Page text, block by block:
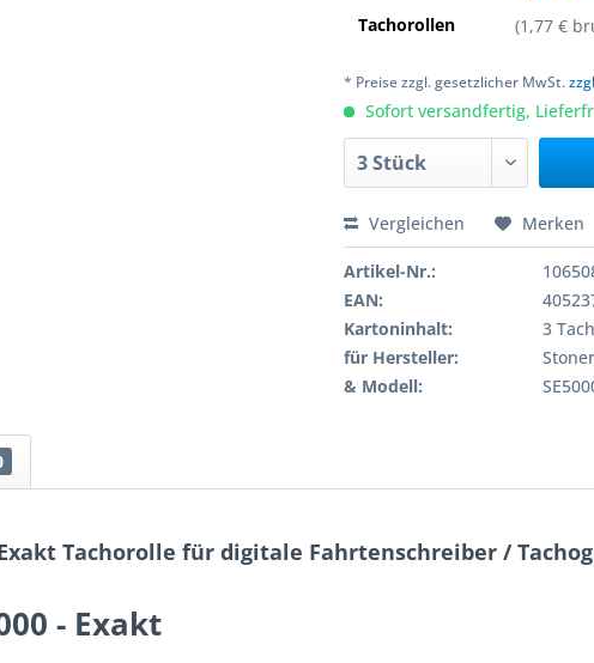
Tachorollen
(1,77 €
* Preise zzgl. gesetzlicher MwSt.
Sofort versandfertig,
Vergleichen Merken
Artikel-Nr.:
EAN:
Kartoninhalt:
3
für Hersteller:
& Modell:
Tachorolle für digitale Fahrtenschreiber /
- Exakt